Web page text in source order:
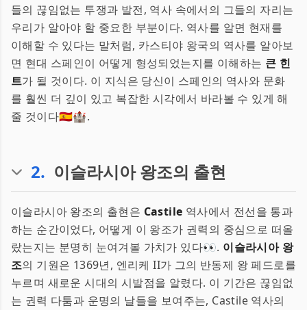
들의 끊임없는 투쟁과 발전, 역사 속에서의 그들의 자리는
우리가 알아야 할 중요한 부분이다. 역사를 알면 현재를
이해할 수 있다는 말처럼, 카스티야 왕국의 역사를 알아보
면 현대 스페인이 어떻게 형성되었는지를 이해하는 큰 힌
트가 될 것이다. 이 지식은 당신이 스페인의 역사와 문화
를 훨씬 더 깊이 있고 복잡한 시각에서 바라볼 수 있게 해
줄 것이다🇪🇸🏰.
2. 이슬라시아 왕조의 출현
이슬라시아 왕조의 출현은 Castile 역사에서 전선을 통과
하는 순간이었다, 어떻게 이 왕조가 권력의 중심으로 떠올
랐는지는 분명히 눈여겨볼 가치가 있다👀. 이슬라시아 왕
조의 기원은 1369년, 엔리케 II가 그의 반동제 왕 페드로를
누르며 새로운 시대의 시발점을 알렸다. 이 기간은 끊임없
는 권력 다툼과 운명의 날들을 보여주는, Castile 역사의